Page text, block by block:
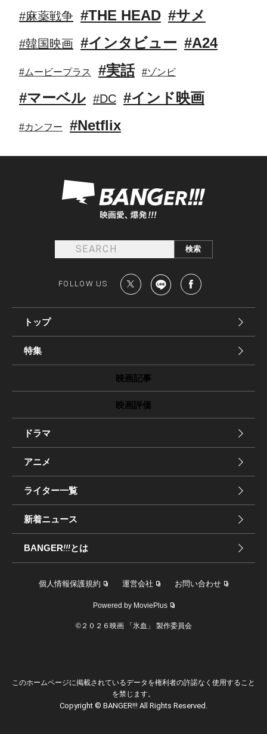
#麻薬戦争 #THE HEAD #サメ
#韓国映画 #インタビュー #A24
#ムービープラス #実話 #ゾンビ
#マーベル #DC #インド映画
#カンフー #Netflix
FOLLOW US
トップ
特集
映画記事
映画評価
ドラマ
アニメ
ライター一覧
新着ニュース
BANGER!!!とは
個人情報保護規約 運営会社 お問い合わせ
Powered by MoviePlus
©︎２０２６映画 「氷血」 製作委員会
このホームページに掲載されているデータを権利者の許諾なく使用すること
を禁じます。
Copyright © BANGER!!! All Rights Reserved.